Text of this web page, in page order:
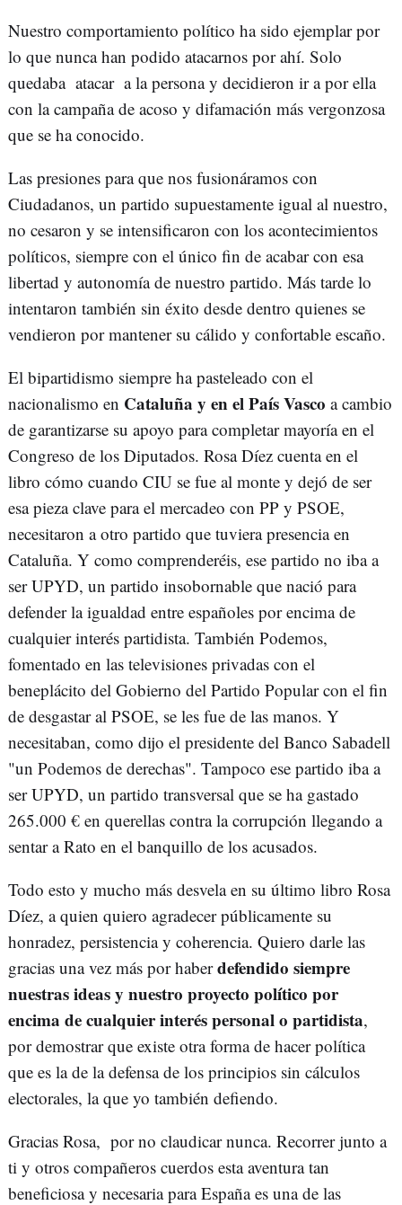
Nuestro comportamiento político ha sido ejemplar por
lo que nunca han podido atacarnos por ahí. Solo
quedaba atacar a la persona y decidieron ir a por ella
con la campaña de acoso y difamación más vergonzosa
que se ha conocido.
Las presiones para que nos fusionáramos con
Ciudadanos, un partido supuestamente igual al nuestro,
no cesaron y se intensificaron con los acontecimientos
políticos, siempre con el único fin de acabar con esa
libertad y autonomía de nuestro partido. Más tarde lo
intentaron también sin éxito desde dentro quienes se
vendieron por mantener su cálido y confortable escaño.
El bipartidismo siempre ha pasteleado con el
nacionalismo en Cataluña y en el País Vasco a cambio
de garantizarse su apoyo para completar mayoría en el
Congreso de los Diputados. Rosa Díez cuenta en el
libro cómo cuando CIU se fue al monte y dejó de ser
esa pieza clave para el mercadeo con PP y PSOE,
necesitaron a otro partido que tuviera presencia en
Cataluña. Y como comprenderéis, ese partido no iba a
ser UPYD, un partido insobornable que nació para
defender la igualdad entre españoles por encima de
cualquier interés partidista. También Podemos,
fomentado en las televisiones privadas con el
beneplácito del Gobierno del Partido Popular con el fin
de desgastar al PSOE, se les fue de las manos. Y
necesitaban, como dijo el presidente del Banco Sabadell
"un Podemos de derechas". Tampoco ese partido iba a
ser UPYD, un partido transversal que se ha gastado
265.000 € en querellas contra la corrupción llegando a
sentar a Rato en el banquillo de los acusados.
Todo esto y mucho más desvela en su último libro Rosa
Díez, a quien quiero agradecer públicamente su
honradez, persistencia y coherencia. Quiero darle las
gracias una vez más por haberdefendido siempre
nuestras ideas y nuestro proyecto político por
encima de cualquier interés personal o partidista,
por demostrar que existe otra forma de hacer política
que es la de la defensa de los principios sin cálculos
electorales, la que yo también defiendo.
Gracias Rosa, por no claudicar nunca. Recorrer junto a
ti y otros compañeros cuerdos esta aventura tan
beneficiosa y necesaria para España es una de las